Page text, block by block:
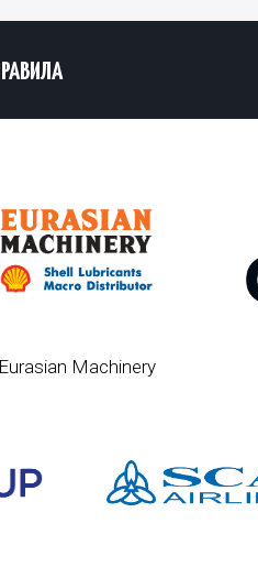
Eurasian Machinery